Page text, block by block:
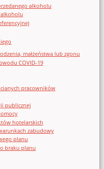
alkoholu
alkoholu
małżeństwa lub zgonu
COVID-19
pracowników
publicznej
hotelarskich
zabudowy
planu
braku planu